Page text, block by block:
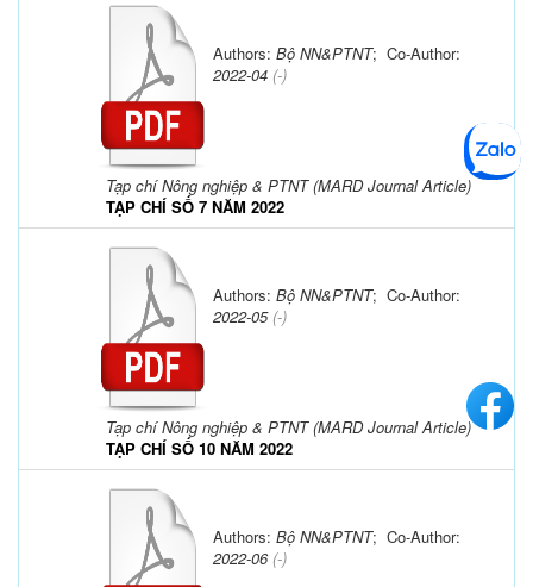
Tạp chí Nông nghiệp & PTNT (MARD Journal Article)
TẠP CHÍ SỐ 7 NĂM 2022
Authors: Bộ NN&PTNT; Co-Author:
2022-04 (-)
Tạp chí Nông nghiệp & PTNT (MARD Journal Article)
TẠP CHÍ SỐ 10 NĂM 2022
Authors: Bộ NN&PTNT; Co-Author:
2022-05(-)
Authors: Bộ NN&PTNT; Co-Author:
2022-06(-)